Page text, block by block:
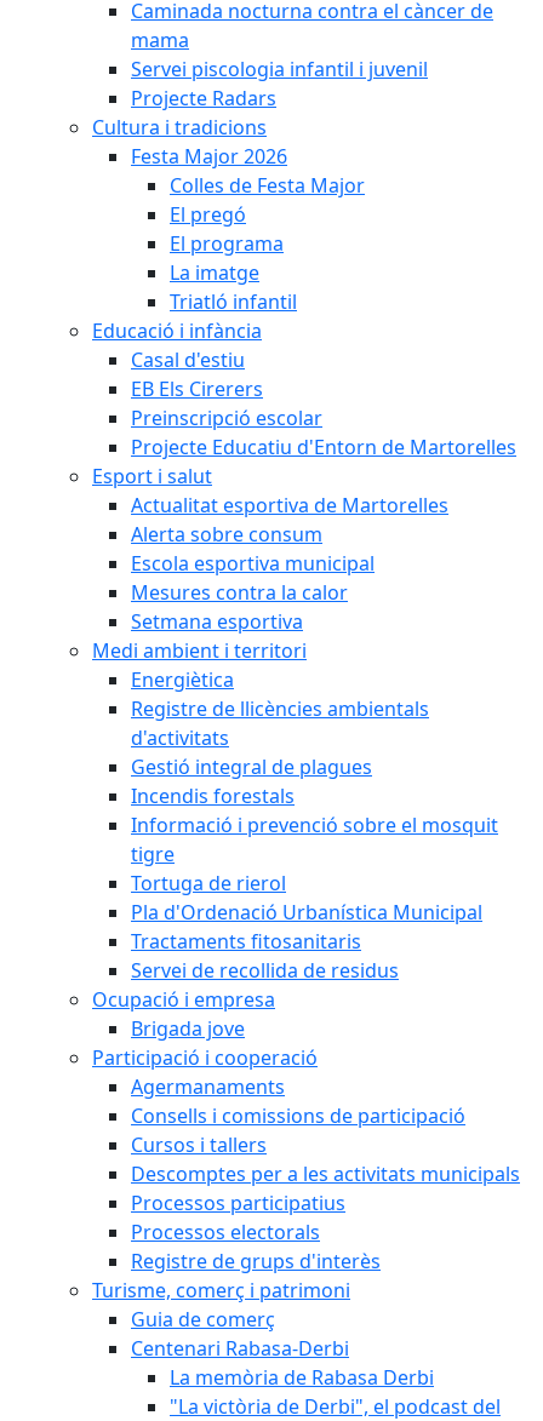
Caminada nocturna contra el càncer de
mama
Servei piscologia infantil i juvenil
Projecte Radars
Cultura i tradicions
Festa Major 2026
Colles de Festa Major
El pregó
El programa
La imatge
Triatló infantil
Educació i infància
Casal d'estiu
EB Els Cirerers
Preinscripció escolar
Projecte Educatiu d'Entorn de Martorelles
Esport i salut
Actualitat esportiva de Martorelles
Alerta sobre consum
Escola esportiva municipal
Mesures contra la calor
Setmana esportiva
Medi ambient i territori
Energiètica
Registre de llicències ambientals
d'activitats
Gestió integral de plagues
Incendis forestals
Informació i prevenció sobre el mosquit
tigre
Tortuga de rierol
Pla d'Ordenació Urbanística Municipal
Tractaments fitosanitaris
Servei de recollida de residus
Ocupació i empresa
Brigada jove
Participació i cooperació
Agermanaments
Consells i comissions de participació
Cursos i tallers
Descomptes per a les activitats municipals
Processos participatius
Processos electorals
Registre de grups d'interès
Turisme, comerç i patrimoni
Guia de comerç
Centenari Rabasa-Derbi
La memòria de Rabasa Derbi
"La victòria de Derbi", el podcast del